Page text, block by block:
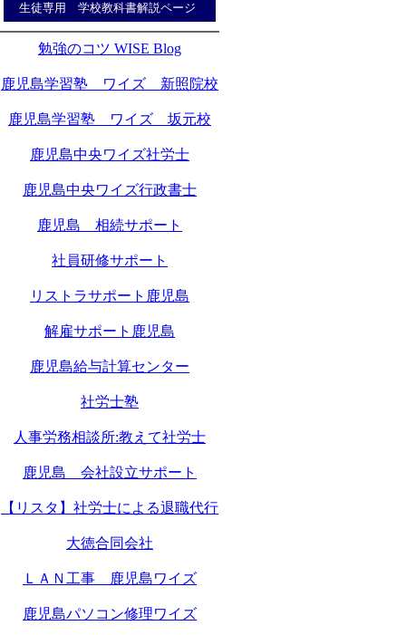
生徒専用 学校教科書解説ページ
勉強のコツ WISE Blog
鹿児島学習塾 ワイズ 新照院校
鹿児島学習塾 ワイズ 坂元校
鹿児島中央ワイズ社労士
鹿児島中央ワイズ行政書士
鹿児島 相続サポート
社員研修サポート
リストラサポート鹿児島
解雇サポート鹿児島
鹿児島給与計算センター
社労士塾
人事労務相談所:教えて社労士
鹿児島 会社設立サポート
【リスタ】社労士による退職代行
大徳合同会社
ＬＡＮ工事 鹿児島ワイズ
鹿児島パソコン修理ワイズ